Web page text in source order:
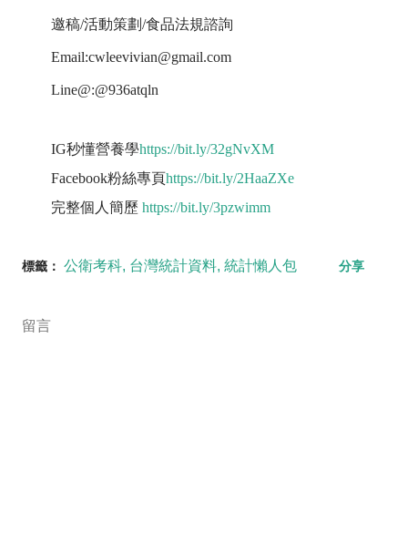
邀稿/活動策劃/食品法規諮詢
Email:cwleevivian@gmail.com
Line@:@936atqln
IG秒懂營養學https://bit.ly/32gNvXM
Facebook粉絲專頁https://bit.ly/2HaaZXe
完整個人簡歷 https://bit.ly/3pzwimm
標籤： 公衛考科 台灣統計資料 統計懶人包 分享
留言